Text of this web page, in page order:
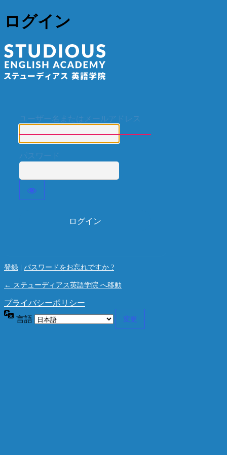
ログイン
ユーザー名またはメールアドレス
パスワード
登録 パスワードをお忘れですか ?
← ステューディアス英語学院 へ移動
プライバシーポリシー
言語